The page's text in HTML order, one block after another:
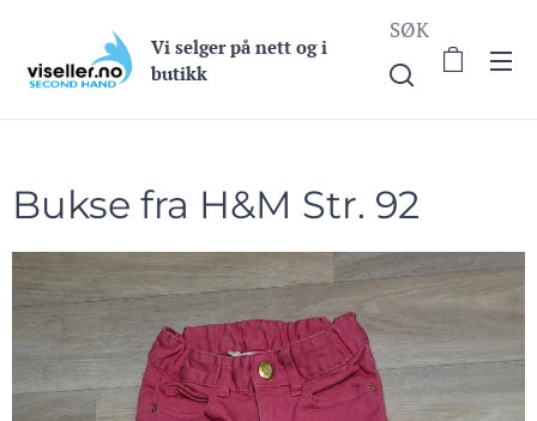
Vi selger på nett og i
butikk
SØK
Bukse fra H&M Str. 92